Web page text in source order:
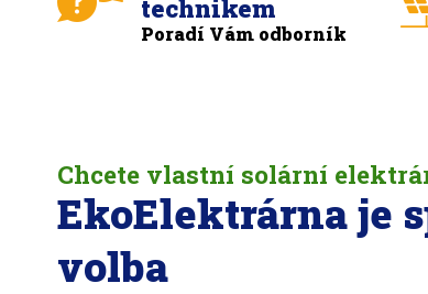
technikem
Poradí Vám odborník
Chcete vlastní solární
EkoElektrárna je
volba